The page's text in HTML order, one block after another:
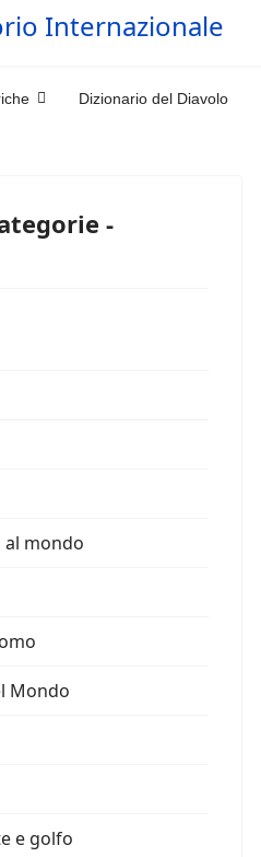
Dizionario del Diavolo
-
mondo
Mondo
e golfo